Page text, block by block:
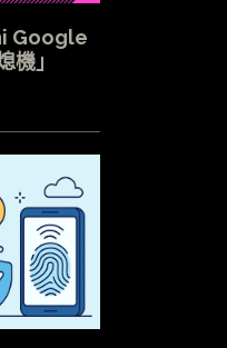
Google
機」